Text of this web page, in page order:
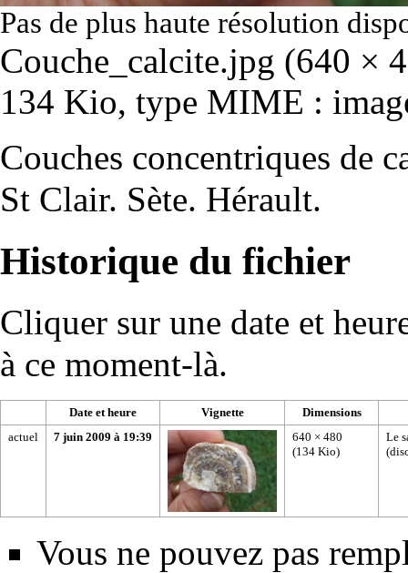
Pas de plus haute résolution
Couche_calcite.jpg (640 ×
134 Kio, type MIME :
Couches concentriques de
St Clair. Sète. Hérault.
Historique du fichier
Cliquer sur une date et
à ce moment-là.
Date et heure Vignette
Dimensions
actuel
7 juin 2009 à 19:39
640 × 480
(134 Kio)
Le
(
Vous ne pouvez pas